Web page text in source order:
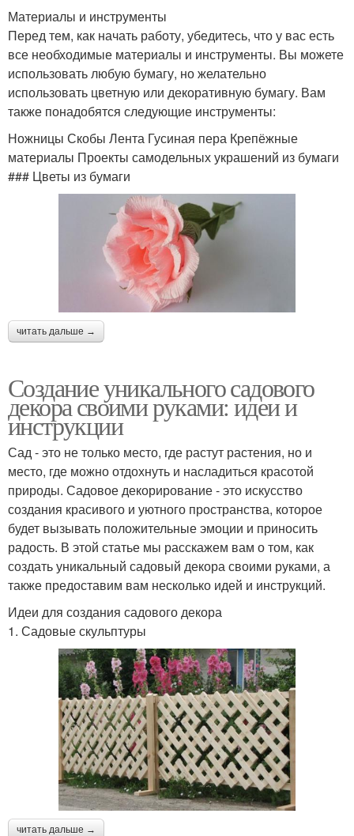
Материалы и инструменты
Перед тем, как начать работу, убедитесь, что у вас есть
все необходимые материалы и инструменты. Вы можете
использовать любую бумагу, но желательно
использовать цветную или декоративную бумагу. Вам
также понадобятся следующие инструменты:
Ножницы Скобы Лента Гусиная пера Крепёжные
материалы Проекты самодельных украшений из бумаги
### Цветы из бумаги
читать дальше →
Создание уникального садового
декора своими руками: идеи и
инструкции
Сад - это не только место, где растут растения, но и
место, где можно отдохнуть и насладиться красотой
природы. Садовое декорирование - это искусство
создания красивого и уютного пространства, которое
будет вызывать положительные эмоции и приносить
радость. В этой статье мы расскажем вам о том, как
создать уникальный садовый декора своими руками, а
также предоставим вам несколько идей и инструкций.
Идеи для создания садового декора
1. Садовые скульптуры
читать дальше →